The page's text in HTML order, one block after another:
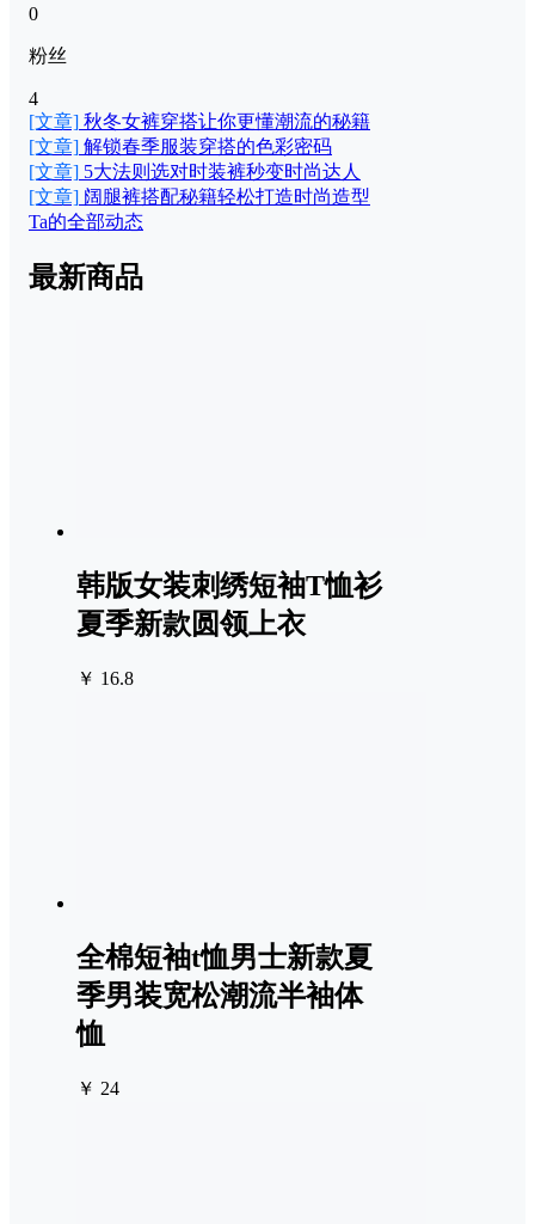
0
粉丝
4
[文章] 秋冬女裤穿搭让你更懂潮流的秘籍
[文章] 解锁春季服装穿搭的色彩密码
[文章] 5大法则选对时装裤秒变时尚达人
[文章] 阔腿裤搭配秘籍轻松打造时尚造型
Ta的全部动态
最新商品
韩版女装刺绣短袖T恤衫
夏季新款圆领上衣
￥ 16.8
全棉短袖t恤男士新款夏
季男装宽松潮流半袖体
恤
￥ 24